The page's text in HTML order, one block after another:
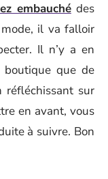
embauchédes
il va falloir
Il n’y a en
que de
réfléchissant sur
en avant, vous
à suivre. Bon